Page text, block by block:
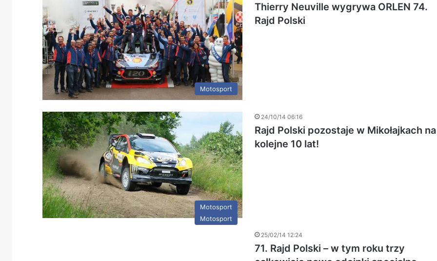
Motosport
Thierry Neuville wygrywa ORLEN 74.
Rajd Polski
Motosport
24/10/14 06:16
Rajd Polski pozostaje w Mikołajkach na
kolejne 10 lat!
Motosport
25/02/14 12:24
71. Rajd Polski – w tym roku trzy